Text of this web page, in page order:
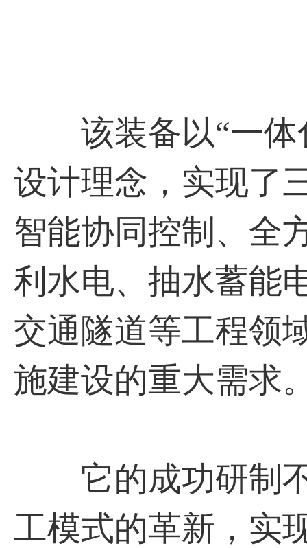
该装备以“一体
设计理念，实现了
智能协同控制、全
利水电、抽水蓄能
交通隧道等工程领
施建设的重大需求
它的成功研制不
工模式的革新，实